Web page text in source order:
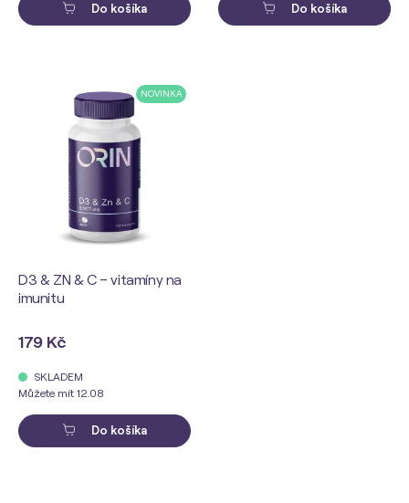
Do košíka Do košíka
NOVINKA
D3 & ZN & C – vitamíny na
imunitu
179 Kč
SKLADEM
Můžete mít 12.08
Do košíka